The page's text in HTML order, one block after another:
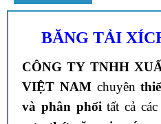
BĂNG TẢI
CÔNG TY TNHH
VIỆT NAMchuyên
và phân phối tất cả